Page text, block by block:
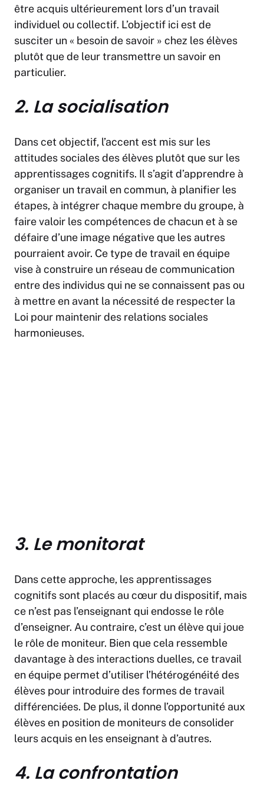
être acquis ultérieurement lors d’un travail
individuel ou collectif. L’objectif ici est de
susciter un « besoin de savoir » chez les élèves
plutôt que de leur transmettre un savoir en
particulier.
2. La socialisation
Dans cet objectif, l’accent est mis sur les
attitudes sociales des élèves plutôt que sur les
apprentissages cognitifs. Il s’agit d’apprendre à
organiser un travail en commun, à planifier les
étapes, à intégrer chaque membre du groupe, à
faire valoir les compétences de chacun et à se
défaire d’une image négative que les autres
pourraient avoir. Ce type de travail en équipe
vise à construire un réseau de communication
entre des individus qui ne se connaissent pas ou
à mettre en avant la nécessité de respecter la
Loi pour maintenir des relations sociales
harmonieuses.
3. Le monitorat
Dans cette approche, les apprentissages
cognitifs sont placés au cœur du dispositif, mais
ce n’est pas l’enseignant qui endosse le rôle
d’enseigner. Au contraire, c’est un élève qui joue
le rôle de moniteur. Bien que cela ressemble
davantage à des interactions duelles, ce travail
en équipe permet d’utiliser l’hétérogénéité des
élèves pour introduire des formes de travail
différenciées. De plus, il donne l’opportunité aux
élèves en position de moniteurs de consolider
leurs acquis en les enseignant à d’autres.
4. La confrontation